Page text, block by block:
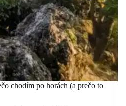
chodím po horách (a prečo to